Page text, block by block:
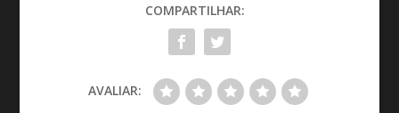
COMPARTILHAR:
AVALIAR: